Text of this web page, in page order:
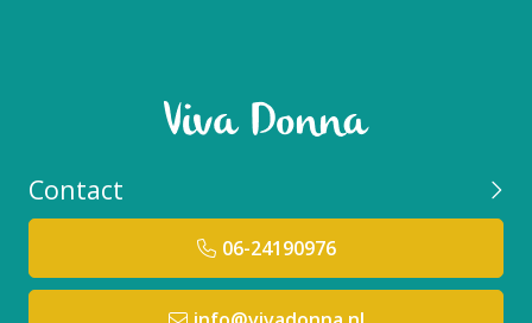
Contact
06-24190976